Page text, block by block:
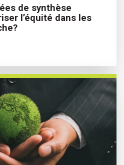
de synthèse
l’équité dans les